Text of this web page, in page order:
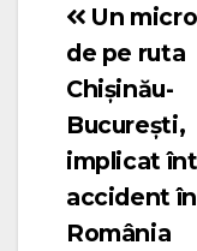
Navigare
în
articole
Un
de pe ruta
Chișinău-
București,
implicat
accident în
România